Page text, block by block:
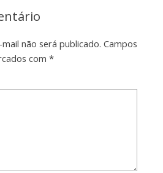
não será publicado. Campos
com *